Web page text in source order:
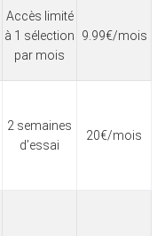
Accès limité
à 1 sélection
par mois
9.99€/mois
2 semaines
d’essai
20€/mois